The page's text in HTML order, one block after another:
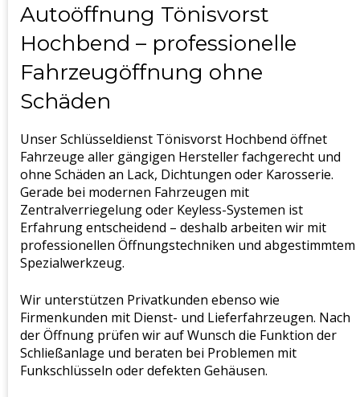
Autoöffnung Tönisvorst
Hochbend – professionelle
Fahrzeugöffnung ohne
Schäden
Unser Schlüsseldienst Tönisvorst Hochbend öffnet
Fahrzeuge aller gängigen Hersteller fachgerecht und
ohne Schäden an Lack, Dichtungen oder Karosserie.
Gerade bei modernen Fahrzeugen mit
Zentralverriegelung oder Keyless-Systemen ist
Erfahrung entscheidend – deshalb arbeiten wir mit
professionellen Öffnungstechniken und abgestimmtem
Spezialwerkzeug.
Wir unterstützen Privatkunden ebenso wie
Firmenkunden mit Dienst- und Lieferfahrzeugen. Nach
der Öffnung prüfen wir auf Wunsch die Funktion der
Schließanlage und beraten bei Problemen mit
Funkschlüsseln oder defekten Gehäusen.